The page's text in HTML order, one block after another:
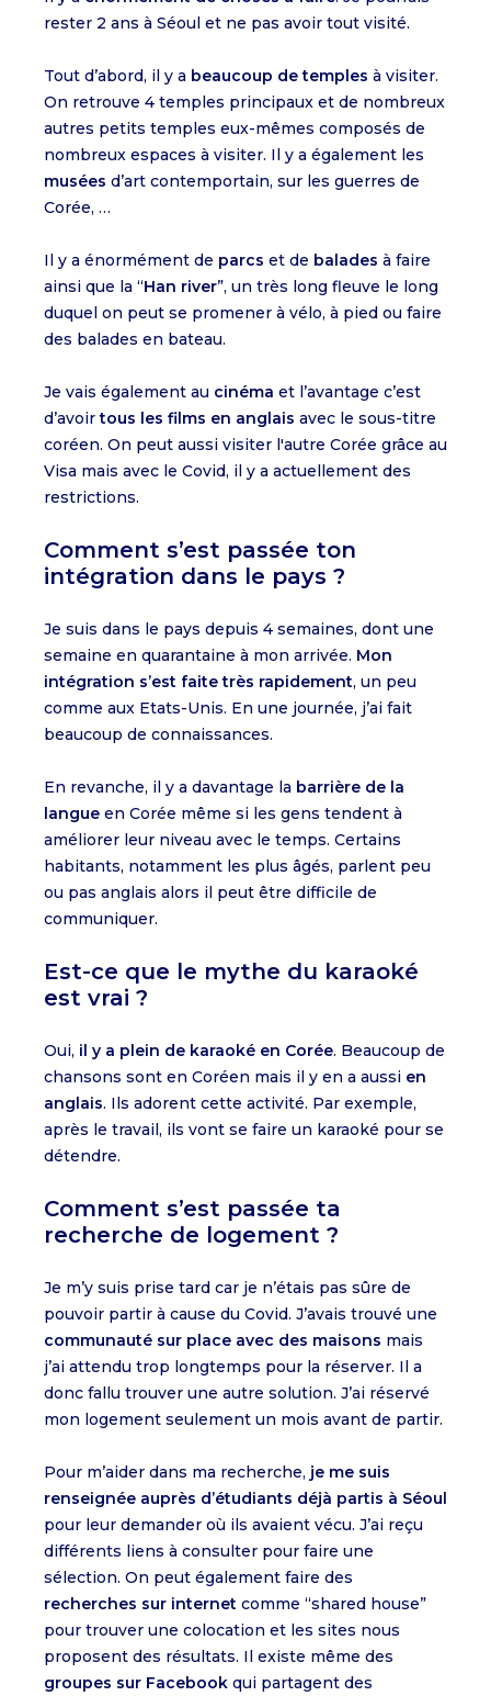
rester 2 ans à Séoul et ne pas avoir tout visité.
Tout d’abord, il y a beaucoup de temples à visiter.
On retrouve 4 temples principaux et de nombreux
autres petits temples eux-mêmes composés de
nombreux espaces à visiter. Il y a également les
musées d’art contemportain, sur les guerres de
Corée, …
Il y a énormément de parcs et de balades à faire
ainsi que la “Han river”, un très long fleuve le long
duquel on peut se promener à vélo, à pied ou faire
des balades en bateau.
Je vais également au cinéma et l’avantage c’est
d’avoirtous les films en anglais avec le sous-titre
coréen. On peut aussi visiter l'autre Corée grâce au
Visa mais avec le Covid, il y a actuellement des
restrictions.
Comment s’est passée ton
intégration dans le pays ?
Je suis dans le pays depuis 4 semaines, dont une
semaine en quarantaine à mon arrivée. Mon
intégration s’est faite très rapidement, un peu
comme aux Etats-Unis. En une journée, j’ai fait
beaucoup de connaissances.
En revanche, il y a davantage la barrière de la
langue en Corée même si les gens tendent à
améliorer leur niveau avec le temps. Certains
habitants, notamment les plus âgés, parlent peu
ou pas anglais alors il peut être difficile de
communiquer.
Est-ce que le mythe du karaoké
est vrai ?
Oui, il y a plein de karaoké en Corée. Beaucoup de
chansons sont en Coréen mais il y en a aussi en
anglais. Ils adorent cette activité. Par exemple,
après le travail, ils vont se faire un karaoké pour se
détendre.
Comment s’est passée ta
recherche de logement ?
Je m’y suis prise tard car je n’étais pas sûre de
pouvoir partir à cause du Covid. J’avais trouvé une
communauté sur place avec des maisons mais
j’ai attendu trop longtemps pour la réserver. Il a
donc fallu trouver une autre solution. J’ai réservé
mon logement seulement un mois avant de partir.
Pour m’aider dans ma recherche, je me suis
renseignée auprès d’étudiants déjà partis à Séoul
pour leur demander où ils avaient vécu. J’ai reçu
différents liens à consulter pour faire une
sélection. On peut également faire des
recherches sur internet comme “shared house”
pour trouver une colocation et les sites nous
proposent des résultats. Il existe même des
groupes sur Facebook qui partagent des